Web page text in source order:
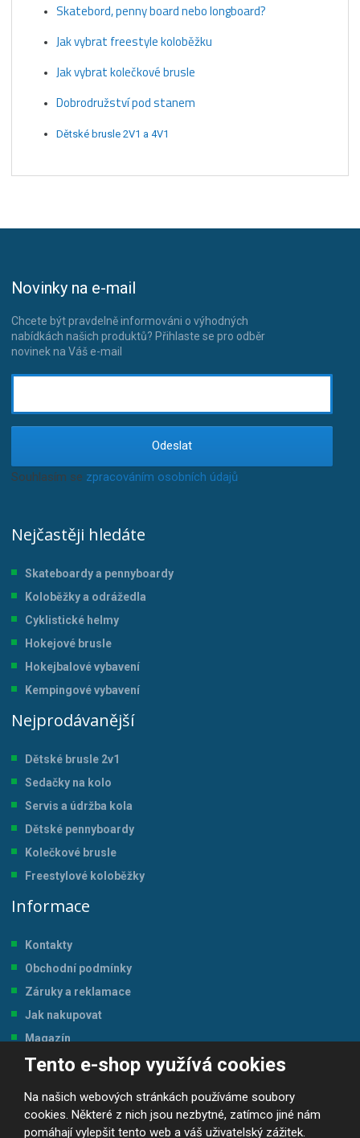
Tento e-shop využívá cookies
Na našich webových stránkách používáme soubory
cookies. Některé z nich jsou nezbytné, zatímco jiné nám
pomáhají vylepšit tento web a váš uživatelský zážitek.
Skatebord, penny board nebo longboard?
Jak vybrat freestyle koloběžku
Jak vybrat kolečkové brusle
Dobrodružství pod stanem
Dětské brusle 2V1 a 4V1
Novinky na e-mail
Chcete být pravdelně informováni o výhodných
nabídkách našich produktů? Přihlaste se pro odběr
novinek na Váš e-mail
Odeslat
Souhlasím se zpracováním osobních údajů
Nejčastěji hledáte
Skateboardy a pennyboardy
Koloběžky a odrážedla
Cyklistické helmy
Hokejové brusle
Hokejbalové vybavení
Kempingové vybavení
Nejprodávanější
Dětské brusle 2v1
Sedačky na kolo
Servis a údržba kola
Dětské pennyboardy
Kolečkové brusle
Freestylové koloběžky
Informace
Kontakty
Obchodní podmínky
Záruky a reklamace
Jak nakupovat
Magazín
Tabulka velikostí